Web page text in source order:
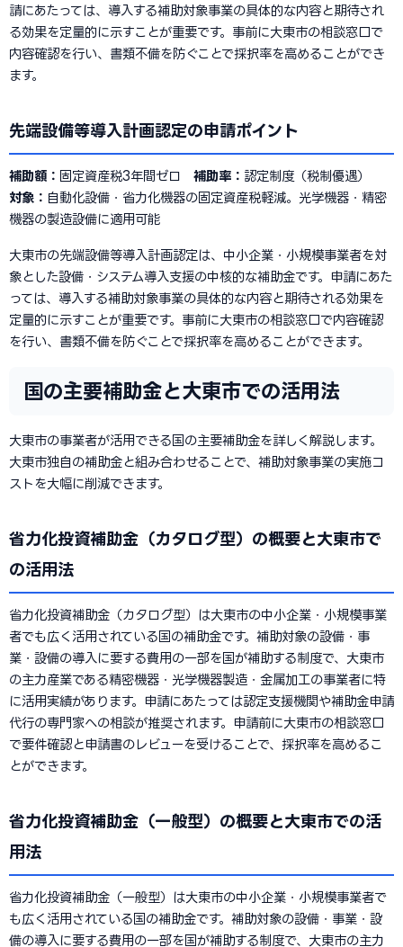
請にあたっては、導入する補助対象事業の具体的な内容と期待され
る効果を定量的に示すことが重要です。事前に大東市の相談窓口で
内容確認を行い、書類不備を防ぐことで採択率を高めることができ
ます。
先端設備等導入計画認定の申請ポイント
補助額： 固定資産税3年間ゼロ 補助率： 認定制度（税制優遇）
対象： 自動化設備・省力化機器の固定資産税軽減。光学機器・精密
機器の製造設備に適用可能
大東市の先端設備等導入計画認定は、中小企業・小規模事業者を対
象とした設備・システム導入支援の中核的な補助金です。申請にあた
っては、導入する補助対象事業の具体的な内容と期待される効果を
定量的に示すことが重要です。事前に大東市の相談窓口で内容確認
を行い、書類不備を防ぐことで採択率を高めることができます。
国の主要補助金と大東市での活用法
大東市の事業者が活用できる国の主要補助金を詳しく解説します。
大東市独自の補助金と組み合わせることで、補助対象事業の実施コ
ストを大幅に削減できます。
省力化投資補助金（カタログ型）の概要と大東市で
の活用法
省力化投資補助金（カタログ型）は大東市の中小企業・小規模事業
者でも広く活用されている国の補助金です。補助対象の設備・事
業・設備の導入に要する費用の一部を国が補助する制度で、大東市
の主力産業である精密機器・光学機器製造・金属加工の事業者に特
に活用実績があります。申請にあたっては認定支援機関や補助金申請
代行の専門家への相談が推奨されます。申請前に大東市の相談窓口
で要件確認と申請書のレビューを受けることで、採択率を高めるこ
とができます。
省力化投資補助金（一般型）の概要と大東市での活
用法
省力化投資補助金（一般型）は大東市の中小企業・小規模事業者で
も広く活用されている国の補助金です。補助対象の設備・事業・設
備の導入に要する費用の一部を国が補助する制度で、大東市の主力